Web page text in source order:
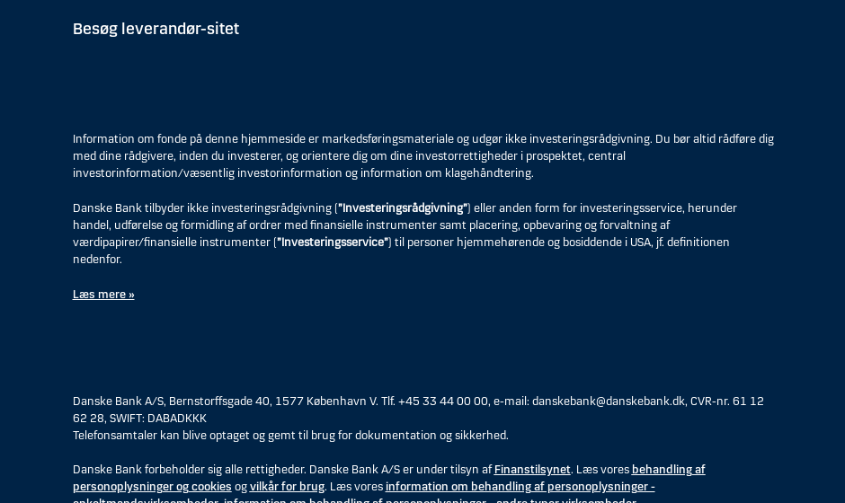
Besøg leverandør-sitet
Information om fonde på denne hjemmeside er markedsføringsmateriale og udgør ikke investeringsrådgivning. Du bør altid rådføre dig
med dine rådgivere, inden du investerer, og orientere dig om dine investorrettigheder i prospektet, central
investorinformation/væsentlig investorinformation og information om klagehåndtering.
Danske Bank tilbyder ikke investeringsrådgivning (”Investeringsrådgivning”) eller anden form for investeringsservice, herunder
handel, udførelse og formidling af ordrer med finansielle instrumenter samt placering, opbevaring og forvaltning af
værdipapirer/finansielle instrumenter (”Investeringsservice”) til personer hjemmehørende og bosiddende i USA, jf. definitionen
nedenfor.
Læs mere »
Danske Bank A/S, Bernstorffsgade 40, 1577 København V. Tlf. +45 33 44 00 00, e-mail: danskebank@danskebank.dk, CVR-nr. 61 12
62 28, SWIFT: DABADKKK
Telefonsamtaler kan blive optaget og gemt til brug for dokumentation og sikkerhed.
Danske Bank forbeholder sig alle rettigheder. Danske Bank A/S er under tilsyn afFinanstilsynet. Læs vores behandling af
personoplysninger og cookies ogvilkår for brug. Læs vores information om behandling af personoplysninger -